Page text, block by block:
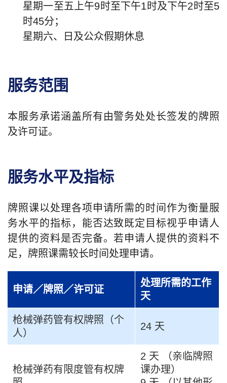
星期一至五上午9时至下午1时及下午2时至5
时45分；
星期六、日及公众假期休息
服务范围
本服务承诺涵盖所有由警务处处长签发的牌照
及许可证。
服务水平及指标
牌照课以处理各项申请所需的时间作为衡量服
务水平的指标，能否达致既定目标视乎申请人
提供的资料是否完备。若申请人提供的资料不
足，牌照课需较长时间处理申请。
申请／牌照／许可证
处理所需的工作
天
枪械弹药管有权牌照（个
人）
24 天
枪械弹药有限度管有权牌
2 天 （亲临牌照
课办理）